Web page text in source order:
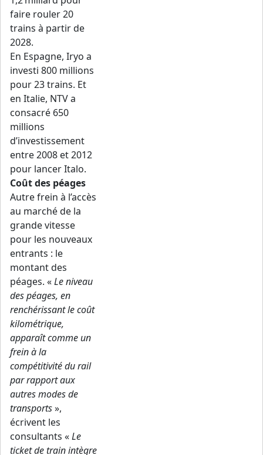
faire rouler 20
trains à partir de
2028.
En Espagne, Iryo a
investi 800 millions
pour 23 trains. Et
en Italie, NTV a
consacré 650
millions
d’investissement
entre 2008 et 2012
pour lancer Italo.
Coût des péages
Autre frein à l’accès
au marché de la
grande vitesse
pour les nouveaux
entrants : le
montant des
péages. «Le niveau
des péages, en
renchérissant le coût
kilométrique,
apparaît comme un
frein à la
compétitivité du rail
par rapport aux
autres modes de
transports»,
écrivent les
consultants «Le
ticket de train intègre